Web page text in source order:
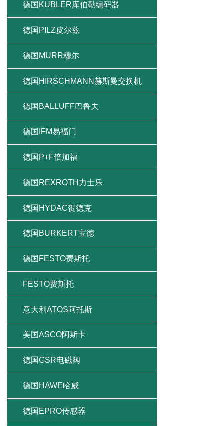
德国KUBLER库伯勒编码器
德国PILZ皮尔兹
德国MURR穆尔
德国HIRSCHMANN赫斯曼交换机
德国BALLUFF巴鲁夫
德国IFM易福门
德国P+F倍加福
德国REXROTH力士乐
德国HYDAC贺德克
德国BURKERT宝德
德国FESTO费斯托
FESTO费斯托
意大利ATOS阿托斯
美国ASCO阿斯卡
德国GSR电磁阀
德国HAWE哈威
德国EPRO传感器